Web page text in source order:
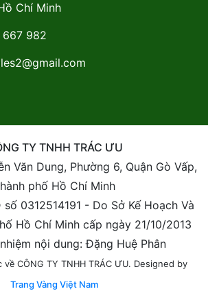
Chí Minh
982
TY TNHH TRÁC ƯU
Văn Dung, Phường 6, Quận Gò Vấp,
phố Hồ Chí Minh
0312514191 - Do Sở Kế Hoạch Và
Hồ Chí Minh cấp ngày 21/10/2013
nội dung: Đặng Huệ Phân
CÔNG TY TNHH TRÁC ƯU. Designed by
Trang Vàng Việt Nam